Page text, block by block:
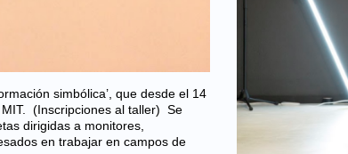
simbólica’, que desde el 14
(Inscripciones al taller) Se
dirigidas a monitores,
en trabajar en campos de